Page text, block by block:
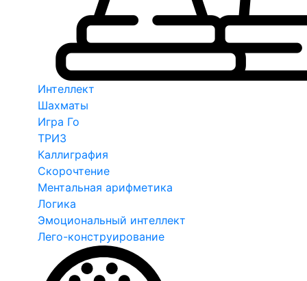
Интеллект
Шахматы
Игра Го
ТРИЗ
Каллиграфия
Скорочтение
Ментальная арифметика
Логика
Эмоциональный интеллект
Лего-конструирование